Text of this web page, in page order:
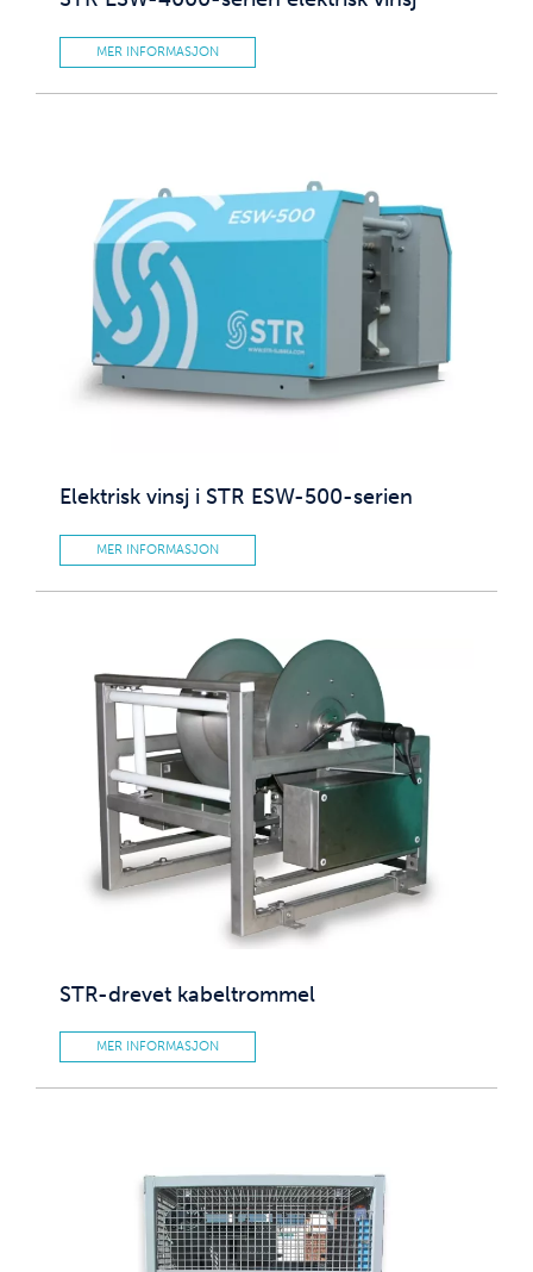
MER INFORMASJON
Elektrisk vinsj i STR ESW-500-serien
MER INFORMASJON
STR-drevet kabeltrommel
MER INFORMASJON